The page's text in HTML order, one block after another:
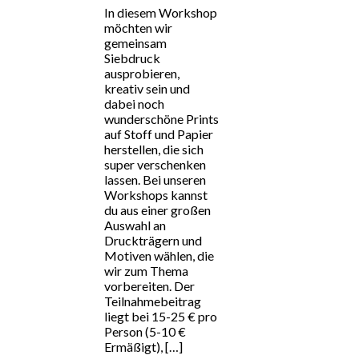
In diesem Workshop
möchten wir
gemeinsam
Siebdruck
ausprobieren,
kreativ sein und
dabei noch
wunderschöne Prints
auf Stoff und Papier
herstellen, die sich
super verschenken
lassen. Bei unseren
Workshops kannst
du aus einer großen
Auswahl an
Druckträgern und
Motiven wählen, die
wir zum Thema
vorbereiten. Der
Teilnahmebeitrag
liegt bei 15-25 € pro
Person (5-10 €
Ermäßigt), […]